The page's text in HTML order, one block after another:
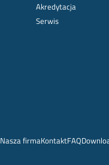
Akredytacja
Serwis
Nasza firmaKontaktFAQ